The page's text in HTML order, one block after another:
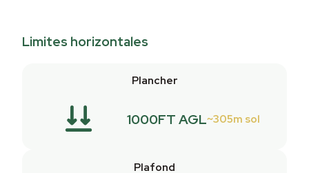
Limites horizontales
Plancher
1000FT AGL 305m sol
Plafond